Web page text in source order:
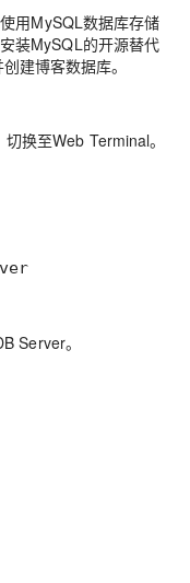
用MySQL数据库存储
装MySQL的开源替代
建博客数据库。
切换至Web Terminal。
Server。